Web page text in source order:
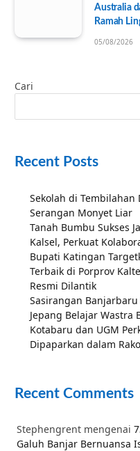
Australia
Ramah
05/08/2026
Cari
Recent Posts
Sekolah di
Serangan Monyet Liar
Tanah Bumbu Sukses
Kalsel, Perkuat
Bupati Katingan
Terbaik di Porprov
Resmi Dilantik
Sasirangan
Jepang Belajar Wastra
Kotabaru dan UGM
Dipaparkan dalam
Recent Comments
Stephengrent mengenai
Galuh Banjar Bernuansa